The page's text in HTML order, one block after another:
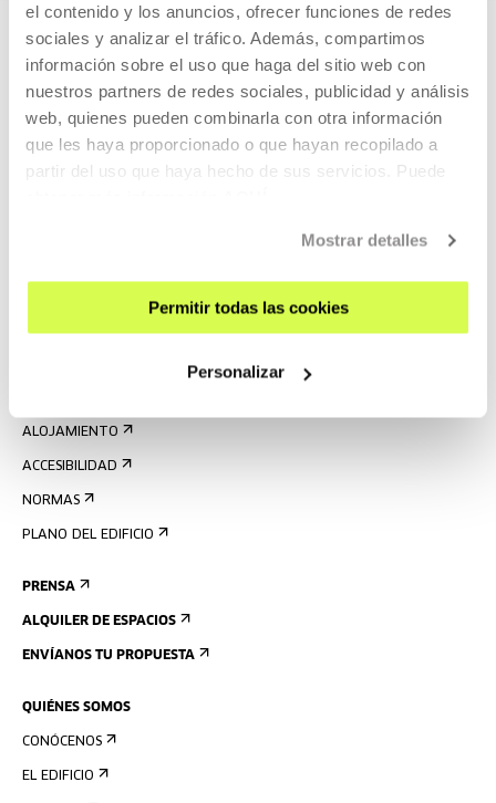
el contenido y los anuncios, ofrecer funciones de redes
sociales y analizar el tráfico. Además, compartimos
información sobre el uso que haga del sitio web con
nuestros partners de redes sociales, publicidad y análisis
web, quienes pueden combinarla con otra información
que les haya proporcionado o que hayan recopilado a
partir del uso que haya hecho de sus servicios. Puede
Mostrar detalles
Permitir todas las cookies
Personalizar
CONTACTO Y HORARIOS
ALOJAMIENTO
ACCESIBILIDAD
NORMAS
PLANO DEL EDIFICIO
PRENSA
ALQUILER DE ESPACIOS
ENVÍANOS TU PROPUESTA
QUIÉNES SOMOS
CONÓCENOS
EL EDIFICIO